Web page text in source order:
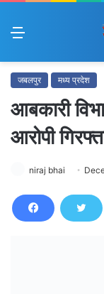
Menu
जबलपुर मध्य प्रदेश
आबकारी
आरोपी
niraj bhai